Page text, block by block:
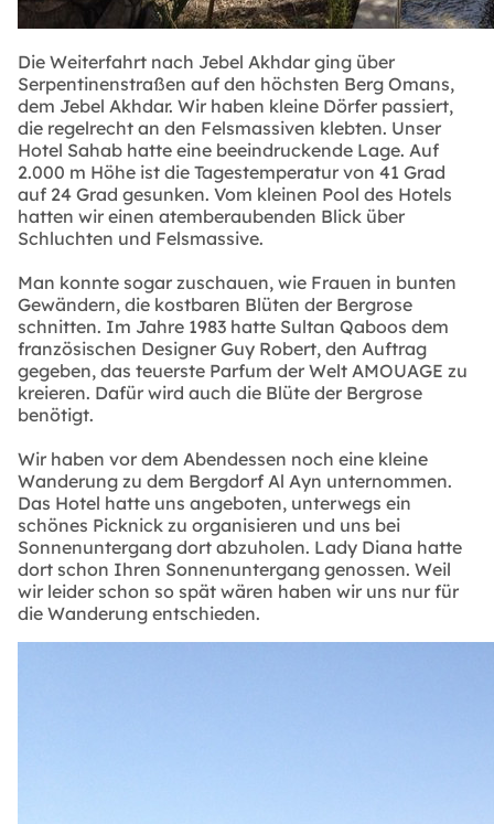
Die Weiterfahrt nach Jebel Akhdar ging über
Serpentinenstraßen auf den höchsten Berg Omans,
dem Jebel Akhdar. Wir haben kleine Dörfer passiert,
die regelrecht an den Felsmassiven klebten. Unser
Hotel Sahab hatte eine beeindruckende Lage. Auf
2.000 m Höhe ist die Tagestemperatur von 41 Grad
auf 24 Grad gesunken. Vom kleinen Pool des Hotels
hatten wir einen atemberaubenden Blick über
Schluchten und Felsmassive.
Man konnte sogar zuschauen, wie Frauen in bunten
Gewändern, die kostbaren Blüten der Bergrose
schnitten. Im Jahre 1983 hatte Sultan Qaboos dem
französischen Designer Guy Robert, den Auftrag
gegeben, das teuerste Parfum der Welt AMOUAGE zu
kreieren. Dafür wird auch die Blüte der Bergrose
benötigt.
Wir haben vor dem Abendessen noch eine kleine
Wanderung zu dem Bergdorf Al Ayn unternommen.
Das Hotel hatte uns angeboten, unterwegs ein
schönes Picknick zu organisieren und uns bei
Sonnenuntergang dort abzuholen. Lady Diana hatte
dort schon Ihren Sonnenuntergang genossen. Weil
wir leider schon so spät wären haben wir uns nur für
die Wanderung entschieden.